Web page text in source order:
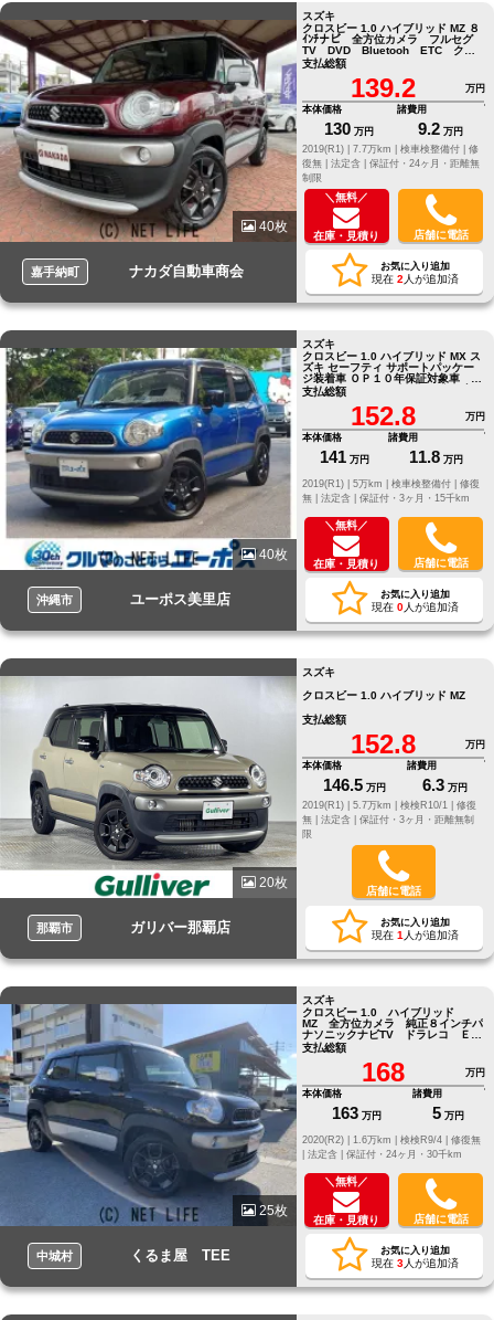
40枚
嘉手納町 ナカダ自動車商会
スズキ
クロスビー 1.0 ハイブリッド MZ ８
ｲﾝﾁナビ 全方位カメラ フルセグ
TV DVD Bluetooh ETC クリ
アランスソナー
支払総額
139.2
万円
本体価格
130 万円
諸費用
9.2 万円
2019(R1) |
7.7万km | 検車検整備付 | 修
復無 | 法定含 | 保証付・24ヶ月・距離無
制限
＼無料／
在庫・見積り 店舗に電話
お気に入り追加
現在 2 人が追加済
40枚
沖縄市 ユーポス美里店
スズキ
クロスビー 1.0 ハイブリッド MX ス
ズキ セーフティ サポートパッケー
ジ装着車 ＯＰ１０年保証対象車 ツ
ートンカラー スズキレーダーブレ
ーキ コーナーセンサー ドライブ
支払総額
152.8
万円
本体価格
141 万円
諸費用
11.8 万円
修復
無 | 法定含 | 保証付・3ヶ月・15千km
＼無料／
在庫・見積り 店舗に電話
お気に入り追加
現在 0人が追加済
20枚
那覇市 ガリバー那覇店
スズキ
クロスビー 1.0 ハイブリッド MZ
支払総額
152.8
万円
本体価格
146.5 万円
諸費用
6.3 万円
2019(R1) |
5.7万km | 検検R10/1 | 修復
無 | 法定含 | 保証付・3ヶ月・距離無制
限
店舗に電話
お気に入り追加
現在 1 人が追加済
25枚
中城村 くるま屋 TEE
スズキ
クロスビー 1.0 ハイブリッド
MZ 全方位カメラ 純正８インチパ
ナソニックナビTV ドラレコ ＥＴ
Ｃ
支払総額
168
万円
本体価格
163 万円
諸費用
5 万円
修復無
法定含 | 保証付・24ヶ月・30千km
＼無料／
在庫・見積り 店舗に電話
お気に入り追加
現在 3人が追加済